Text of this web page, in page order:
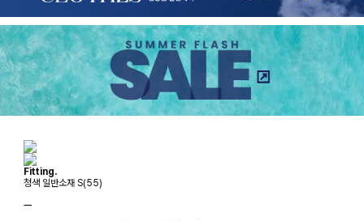
Fitting.
청색 일반소재 S(55)
ㅡ